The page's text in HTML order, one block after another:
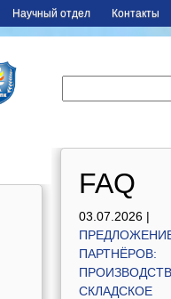
Научный отдел Контакты
FAQ
03.07.2026 |
ПАРТНЁРОВ:
СКЛАДСКОЕ